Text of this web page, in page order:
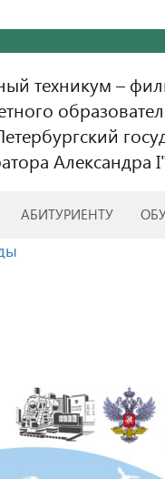
техникум –
Александра
АБИТУРИЕНТУ